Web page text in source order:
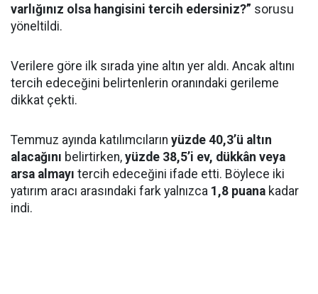
varlığınız olsa hangisini tercih edersiniz?” sorusu
yöneltildi.
Verilere göre ilk sırada yine altın yer aldı. Ancak altını
tercih edeceğini belirtenlerin oranındaki gerileme
dikkat çekti.
Temmuz ayında katılımcıların yüzde 40,3’ü altın
alacağını belirtirken, yüzde 38,5’i ev, dükkân veya
arsa almayı tercih edeceğini ifade etti. Böylece iki
yatırım aracı arasındaki fark yalnızca 1,8 puana kadar
indi.